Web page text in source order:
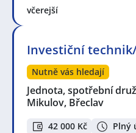
včerejší
Investiční
Nutně vás hledají
Jednota, spotřební
Mikulov, Břeclav
42 000 Kč Plný